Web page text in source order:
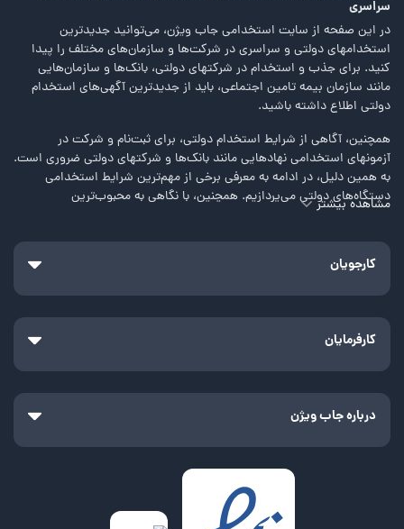
سراسری
در این صفحه از سایت استخدامی جاب ویژن، می‌توانید جدیدترین
استخدامهای دولتی و سراسری در شرکت‌ها و سازمان‌های مختلف را پیدا
کنید. برای جذب و استخدام در شرکتهای دولتی، بانک‌ها و سازمان‌هایی
مانند سازمان بیمه تامین اجتماعی، باید از جدیدترین آگهی‌های استخدام
دولتی اطلاع داشته باشید.
همچنین، آگاهی از شرایط استخدام دولتی، برای ثبت‌نام و شرکت در
آزمونهای استخدامی نهادهایی مانند بانک‌ها و شرکتهای دولتی ضروری است.
به همین دلیل، در ادامه به معرفی برخی از مهم‌ترین شرایط استخدامی
دستگاه‌های دولتی می‌پردازیم. همچنین، با نگاهی به محبوب‌ترین
استخدامهای دولتی و سراسری،‌ برخی از فرصت‌های شغلی موردنیاز بانک‌ها و
استخدامهای دولتی و سراسری
هر نهاد، سازمان یا شرکت دولتی بر اساس نیازسنجی‌هایی که از منابع
انتشار فراخوان استخدام سراسری یا منطقه‌ای کند. به همین دلیل، ممکن
است که تنها گروه خاصی از نیروهای کاری که بومی یک منطقه هستند،
موردتوجه شرکت‌های دولتی و سازمان‌هایی مانند سازمان تامین اجتماعی،
استخدام دولتی که در طول سال منتشر می‌شوند، متنوع و گسترده هستند.
برخی از آگهی‌های استخدام دولتی برای خانم ها و برخی دیگر، ویژه ‌آقایان
بدون آزمون استخدامی و تنها با برگزاری مصاحبه شغلی خواهد بود. این در
حالی است که برخی از استخدامهای دولتی و سراسری در ارتباط با استخدام
دیپلم دولتی و برخی دیگر، در ارتباط با استخدام مراکز دولتی با مدرک
مشاهده بیشتر
کارجویان
کارفرمایان
درباره جاب ویژن